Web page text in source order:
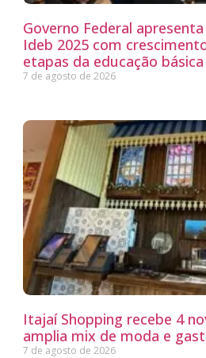
Governo Federal
Ideb 2025 com
etapas da educação básica
7 de agosto de 2026
Itajaí Shopping recebe 4
amplia mix de moda e
7 de agosto de 2026